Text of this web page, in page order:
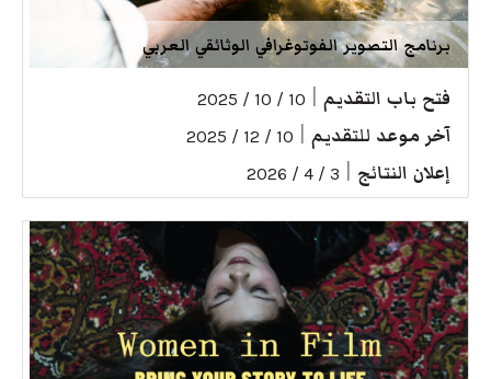
برنامج التصوير الفوتوغرافي الوثائقي العربي
فتح باب التقديم 10 / 10 / 2025
آخر موعد للتقديم 10 / 12 / 2025
إعلان النتائج 3 / 4 / 2026